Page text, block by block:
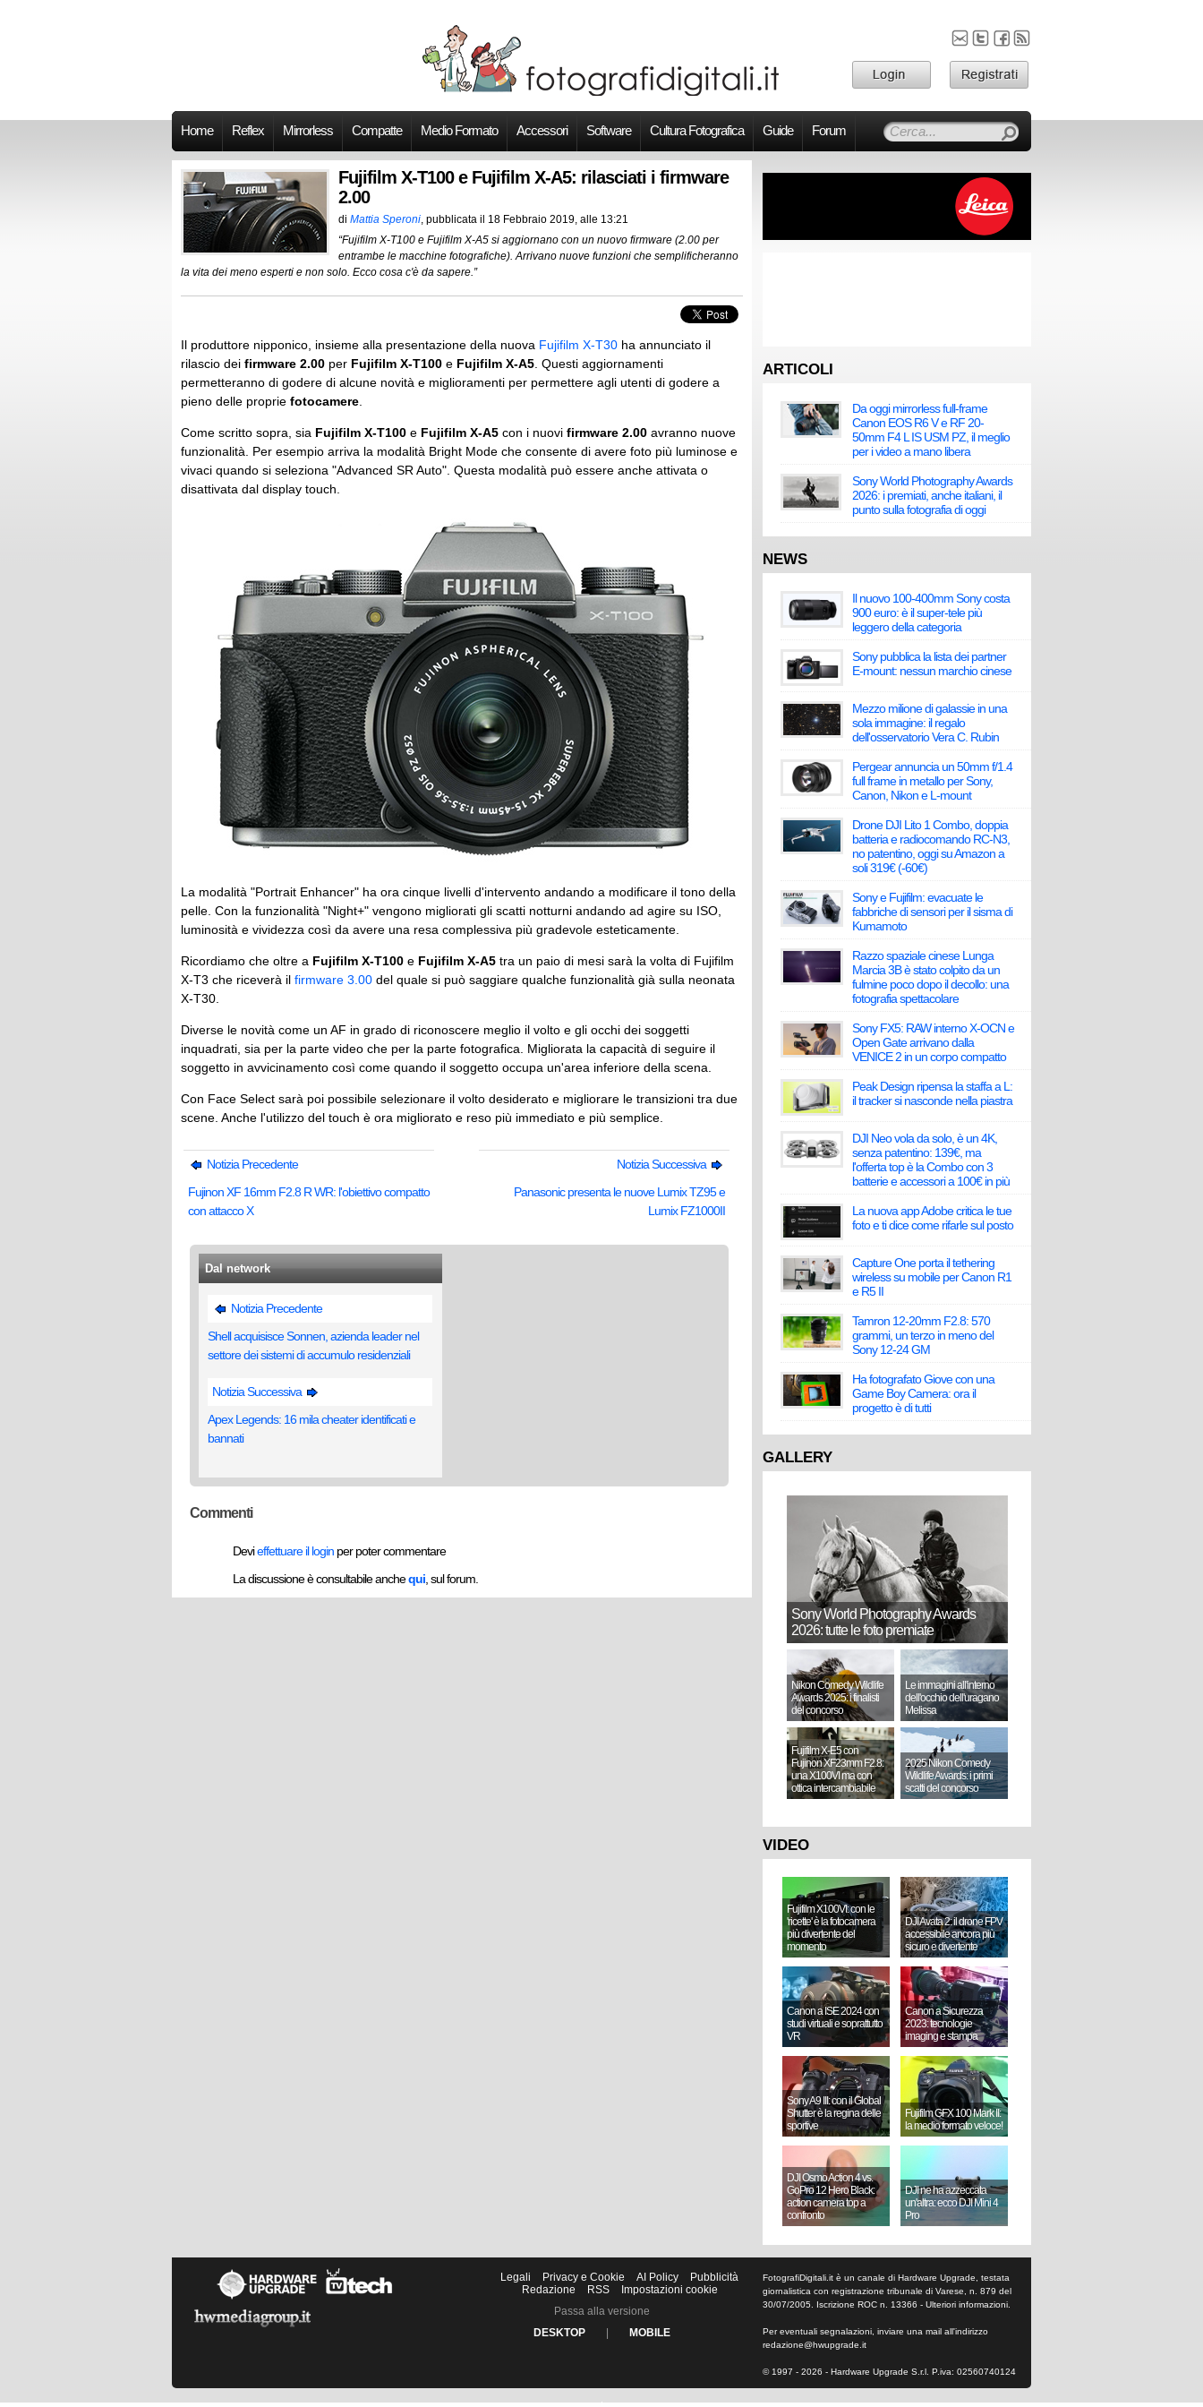
Home Reflex Mirrorless Compatte Medio Formato Accessori Software Cultura Fotografica Guide Forum
Fujifilm X-T100 e Fujifilm X-A5: rilasciati i firmware
2.00
di Mattia Speroni, pubblicata il 18 Febbraio 2019, alle 13:21
“Fujifilm X-T100 e Fujifilm X-A5 si aggiornano con un nuovo firmware (2.00 per
entrambe le macchine fotografiche). Arrivano nuove funzioni che semplificheranno
la vita dei meno esperti e non solo. Ecco cosa c'è da sapere.”
Il produttore nipponico, insieme alla presentazione della nuova Fujifilm X-T30 ha annunciato il
rilascio dei firmware 2.00 per Fujifilm X-T100 e Fujifilm X-A5 . Questi aggiornamenti
permetteranno di godere di alcune novità e miglioramenti per permettere agli utenti di godere a
pieno delle proprie fotocamere
Come scritto sopra, sia Fujifilm X-T100 e Fujifilm X-A5 con i nuovi firmware 2.00 avranno nuove
funzionalità. Per esempio arriva la modalità Bright Mode che consente di avere foto più luminose e
vivaci quando si seleziona "Advanced SR Auto". Questa modalità può essere anche attivata o
disattivata dal display touch.
La modalità "Portrait Enhancer" ha ora cinque livelli d'intervento andando a modificare il tono della
pelle. Con la funzionalità "Night+" vengono migliorati gli scatti notturni andando ad agire su ISO,
luminosità e vividezza così da avere una resa complessiva più gradevole esteticamente.
Ricordiamo che oltre a Fujifilm X-T100 e Fujifilm X-A5 tra un paio di mesi sarà la volta di Fujifilm
X-T3 che riceverà il firmware 3.00 del quale si può saggiare qualche funzionalità già sulla neonata
X-T30.
Diverse le novità come un AF in grado di riconoscere meglio il volto e gli occhi dei soggetti
inquadrati, sia per la parte video che per la parte fotografica. Migliorata la capacità di seguire il
soggetto in avvicinamento così come quando il soggetto occupa un'area inferiore della scena.
Con Face Select sarà poi possibile selezionare il volto desiderato e migliorare le transizioni tra due
scene. Anche l'utilizzo del touch è ora migliorato e reso più immediato e più semplice.
Notizia Precedente
Fujinon XF 16mm F2.8 R WR: l'obiettivo compatto
con attacco X
Notizia Successiva
Panasonic presenta le nuove Lumix TZ95 e
Lumix FZ1000II
Dal network
Notizia Precedente
Shell acquisisce Sonnen, azienda leader nel
settore dei sistemi di accumulo residenziali
Notizia Successiva
Apex Legends: 16 mila cheater identificati e
bannati
Commenti
Devieffettuare il login per poter commentare
La discussione è consultabile anchequi , sul forum.
ARTICOLI
Da oggi mirrorless full-frame
Canon EOS R6 V e RF 20-
50mm F4 L IS USM PZ, il meglio
per i video a mano libera
Sony World Photography Awards
2026: i premiati, anche italiani, il
punto sulla fotografia di oggi
NEWS
Il nuovo 100-400mm Sony costa
900 euro: è il super-tele più
leggero della categoria
Sony pubblica la lista dei partner
E-mount: nessun marchio cinese
Mezzo milione di galassie in una
sola immagine: il regalo
dell'osservatorio Vera C. Rubin
Pergear annuncia un 50mm f/1.4
full frame in metallo per Sony,
Canon, Nikon e L-mount
Drone DJI Lito 1 Combo, doppia
batteria e radiocomando RC-N3,
no patentino, oggi su Amazon a
soli 319€ (-60€)
Sony e Fujifilm: evacuate le
fabbriche di sensori per il sisma di
Kumamoto
Razzo spaziale cinese Lunga
Marcia 3B è stato colpito da un
fulmine poco dopo il decollo: una
fotografia spettacolare
Sony FX5: RAW interno X-OCN e
Open Gate arrivano dalla
VENICE 2 in un corpo compatto
Peak Design ripensa la staffa a L:
il tracker si nasconde nella piastra
DJI Neo vola da solo, è un 4K,
senza patentino: 139€, ma
l'offerta top è la Combo con 3
batterie e accessori a 100€ in più
La nuova app Adobe critica le tue
foto e ti dice come rifarle sul posto
Capture One porta il tethering
wireless su mobile per Canon R1
e R5 II
Tamron 12-20mm F2.8: 570
grammi, un terzo in meno del
Sony 12-24 GM
Ha fotografato Giove con una
Game Boy Camera: ora il
progetto è di tutti
GALLERY
Sony World Photography Awards
2026: tutte le foto premiate
Nikon Comedy Wildlife
Awards 2025: i finalisti
del concorso
Le immagini all'interno
dell'occhio dell'uragano
Melissa
Fujifilm X-E5 con
Fujinon XF23mm F2.8:
una X100VI ma con
ottica intercambiabile
2025 Nikon Comedy
Wildlife Awards: i primi
scatti del concorso
VIDEO
Fujifilm X100VI: con le
'ricette' è la fotocamera
più divertente del
momento
DJI Avata 2: il drone FPV
accessibile ancora più
sicuro e divertente
Canon a ISE 2024 con
studi virtuali e soprattutto
VR
Canon a Sicurezza
2023: tecnologie
imaging e stampa
Sony A9 III: con il Global
Shutter è la regina delle
sportive
Fujifilm GFX 100 Mark II:
la medio formato veloce!
DJI Osmo Action 4 vs.
GoPro 12 Hero Black:
action camera top a
confronto
DJI ne ha azzeccata
un'altra: ecco DJI Mini 4
Pro
Legali Privacy e Cookie AI Policy
Pubblicità
Redazione
RSS
Impostazioni cookie
Passa alla versione
DESKTOP
MOBILE
FotografiDigitali.it è un canale di Hardware Upgrade, testata
giornalistica con registrazione tribunale di Varese, n. 879 del
30/07/2005. Iscrizione ROC n. 13366 - Ulteriori informazioni
Per eventuali segnalazioni, inviare una mail all'indirizzo
redazione@hwupgrade.it
© 1997 - 2026 - Hardware Upgrade S.r.l. P.iva: 02560740124